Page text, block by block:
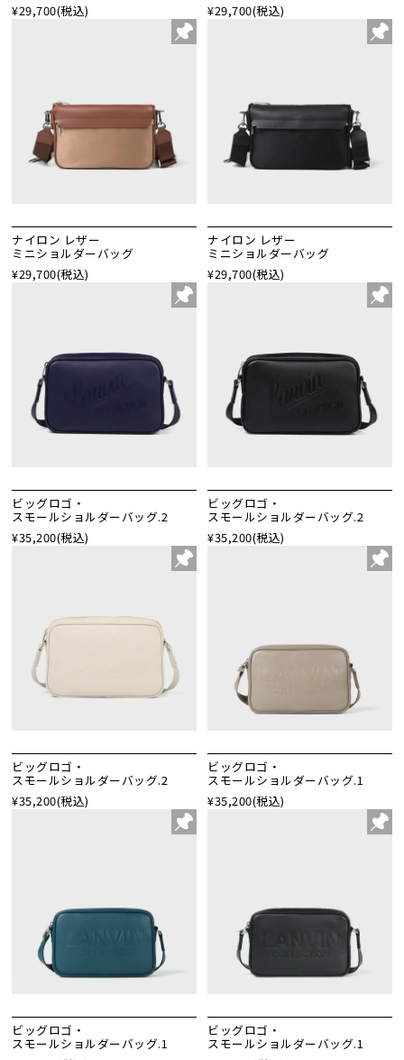
¥29,700(税込)
¥29,700(税込)
ナイロン レザー
ミニショルダーバッグ
¥29,700(税込)
ナイロン レザー
ミニショルダーバッグ
¥29,700(税込)
ビッグロゴ・
スモールショルダーバッグ.2
¥35,200(税込)
ビッグロゴ・
スモールショルダーバッグ.2
¥35,200(税込)
ビッグロゴ・
スモールショルダーバッグ.2
¥35,200(税込)
ビッグロゴ・
スモールショルダーバッグ.1
¥35,200(税込)
ビッグロゴ・
スモールショルダーバッグ.1
ビッグロゴ・
スモールショルダーバッグ.1